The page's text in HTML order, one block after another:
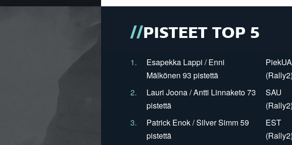
PISTEET TOP 5
1.
Esapekka Lappi / Enni
Mälkönen 93 pistettä
PiekUA
(Rally2)
2.
Lauri Joona / Antti Linnaketo 73
pistettä
SAU
(Rally2)
3.
Patrick Enok / Silver Simm 59
pistettä
EST
(Rally2)